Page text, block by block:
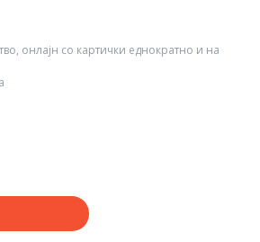
онлајн со картички еднократно и на